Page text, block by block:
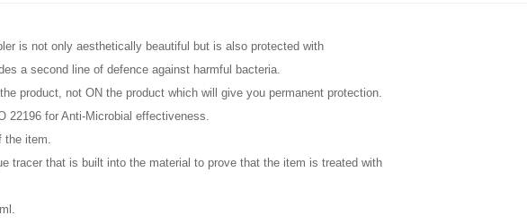
is not only aesthetically beautiful but is also protected with
a second line of defence against harmful bacteria.
product, not ON the product which will give you permanent protection.
for Anti-Microbial effectiveness.
item.
tracer that is built into the material to prove that the item is treated with